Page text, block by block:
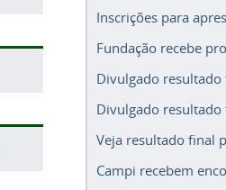
Inscrições para
Fundação recebe
Divulgado
Divulgado resultado
Veja resultado final
Campi recebem